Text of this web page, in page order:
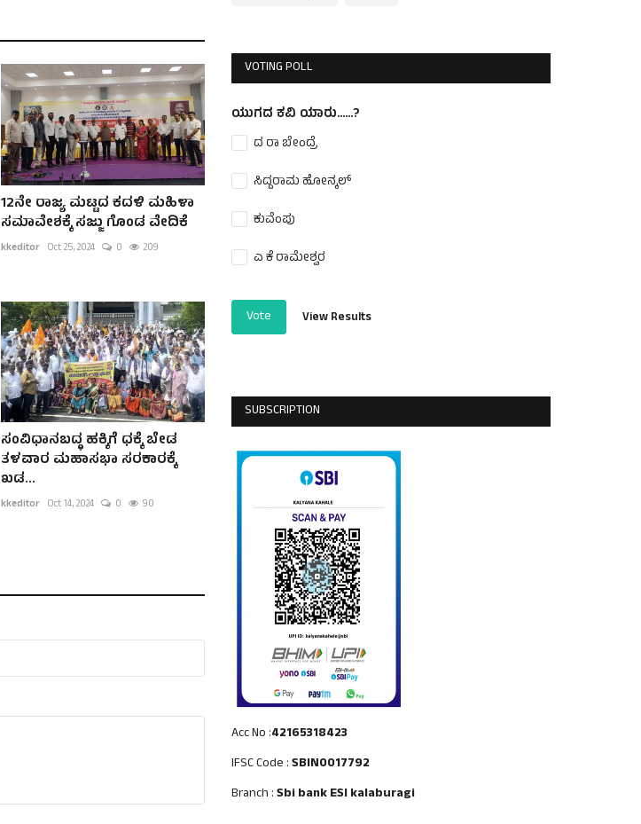
12ನೇ ರಾಜ್ಯ ಮಟ್ಟದ ಕದಳಿ ಮಹಿಳಾ
ಸಮಾವೇಶಕ್ಕೆ ಸಜ್ಜು ಗೊಂಡ ವೇದಿಕೆ
kkeditor Oct 25, 2024 0 209
ಸಂವಿಧಾನಬದ್ಧ ಹಕ್ಕಿಗೆ ಧಕ್ಕೆ ಬೇಡ
ತಳವಾರ ಮಹಾಸಭಾ ಸರಕಾರಕ್ಕೆ
ಖಡ...
kkeditor Oct 14, 2024 0 90
VOTING POLL
ಯುಗದ ಕವಿ ಯಾರು......?
ದ ರಾ ಬೇಂದ್ರೆ
ಸಿದ್ದರಾಮ ಹೋನ್ಕಲ್
ಕುವೆಂಪು
ಎ ಕೆ ರಾಮೇಶ್ವರ
Vote View Results
SUBSCRIPTION
Acc No :42165318423
IFSC Code :SBIN0017792
Branch :Sbi bank ESI kalaburagi